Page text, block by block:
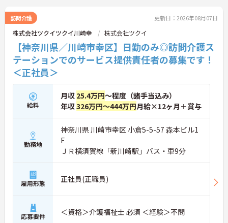
訪問介護 更新日：2026年08月07日
株式会社ツクイツクイ川崎幸 株式会社ツクイ
【神奈川県／川崎市幸区】日勤のみ◎訪問介護ス
テーションでのサービス提供責任者の募集です！
＜正社員＞
給料
月収 25.4万円～程度（諸手当込み）
年収326万円～444万円月給×12ヶ月＋賞与
勤務地
神奈川県 川崎市幸区 小倉5-5-57 森本ビル1
F
ＪＲ横須賀線「新川崎駅」バス・車9分
雇用形態 正社員(正職員)
応募要件 ＜資格＞介護福祉士 必須 ＜経験＞不問